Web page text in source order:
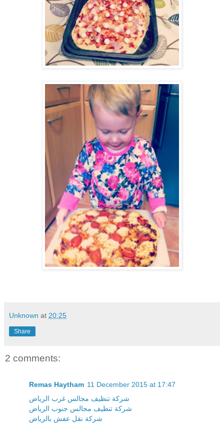
Unknown at 20:25
Share
2 comments:
Remas Haytham 11 December 2015 at 17:47
شركة تنظيف مجالس غرب الرياض
شركة تنظيف مجالس جنوب الرياض
شركة نقل عفش بالرياض